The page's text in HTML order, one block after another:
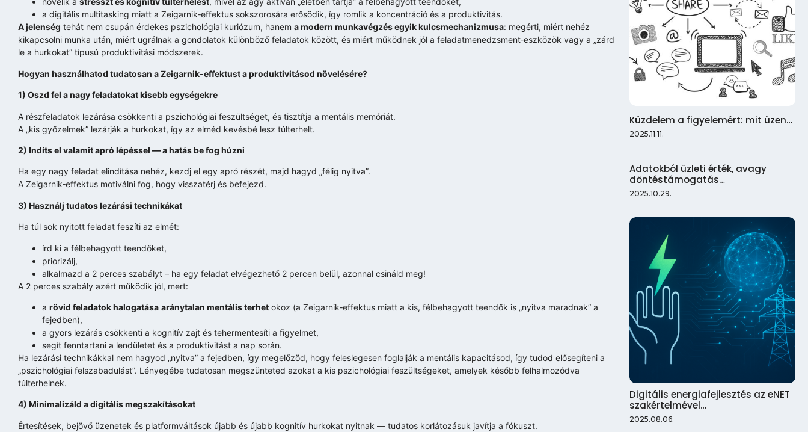
a digitális multitasking miatt a Zeigarnik‑effektus sokszorosára erősödik, így romlik a koncentráció és a produktivitás.
A jelenség tehát nem csupán érdekes pszichológiai kuriózum, hanem a modern munkavégzés egyik kulcsmechanizmusa: megérti, miért nehéz
kikapcsolni munka után, miért ugrálnak a gondolatok különböző feladatok között, és miért működnek jól a feladatmenedzsment‑eszközök vagy a „zárd
le a hurkokat” típusú produktivitási módszerek.
Hogyan használhatod tudatosan a Zeigarnik‑effektust a produktivitásod növelésére?
1) Oszd fel a nagy feladatokat kisebb egységekre
A részfeladatok lezárása csökkenti a pszichológiai feszültséget, és tisztítja a mentális memóriát.
A „kis győzelmek” lezárják a hurkokat, így az elméd kevésbé lesz túlterhelt.
2) Indíts el valamit apró lépéssel — a hatás be fog húzni
Ha egy nagy feladat elindítása nehéz, kezdj el egy apró részét, majd hagyd „félig nyitva”.
A Zeigarnik‑effektus motiválni fog, hogy visszatérj és befejezd.
3) Használj tudatos lezárási technikákat
Ha túl sok nyitott feladat feszíti az elmét:
írd ki a félbehagyott teendőket,
priorizálj,
alkalmazd a 2 perces szabályt – ha egy feladat elvégezhető 2 percen belül, azonnal csináld meg!
A 2 perces szabály azért működik jól, mert:
a rövid feladatok halogatása aránytalan mentális terhet okoz (a Zeigarnik‑effektus miatt a kis, félbehagyott teendők is „nyitva maradnak” a
fejedben),
a gyors lezárás csökkenti a kognitív zajt és tehermentesíti a figyelmet,
segít fenntartani a lendületet és a produktivitást a nap során.
Ha lezárási technikákkal nem hagyod „nyitva” a fejedben, így megelőzöd, hogy feleslegesen foglalják a mentális kapacitásod, így tudod elősegíteni a
„pszichológiai felszabadulást”. Lényegébe tudatosan megszünteted azokat a kis pszichológiai feszültségeket, amelyek később felhalmozódva
túlterhelnek.
4) Minimalizáld a digitális megszakításokat
Értesítések, bejövő üzenetek és platformváltások újabb és újabb kognitív hurkokat nyitnak — tudatos korlátozásuk javítja a fókuszt.
Küzdelem a figyelemért: mit üzen…
2025.11.11.
Adatokból üzleti érték, avagy
döntéstámogatás…
2025.10.29.
Digitális energiafejlesztés az eNET
szakértelmével…
2025.08.06.